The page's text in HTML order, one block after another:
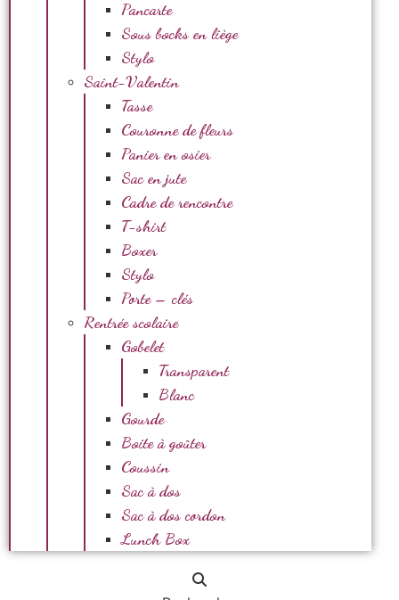
Pancarte
Sous bocks en liège
Stylo
Saint-Valentin
Tasse
Couronne de fleurs
Panier en osier
Sac en jute
Cadre de rencontre
T-shirt
Boxer
Stylo
Porte – clés
Rentrée scolaire
Gobelet
Transparent
Blanc
Gourde
Boite à goûter
Coussin
Sac à dos
Sac à dos cordon
Lunch Box